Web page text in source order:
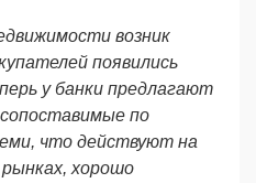
возник
появились
у банки предлагают
по
что действуют на
хорошо